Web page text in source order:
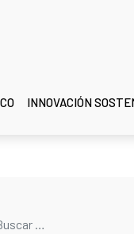
INNOVACIÓN